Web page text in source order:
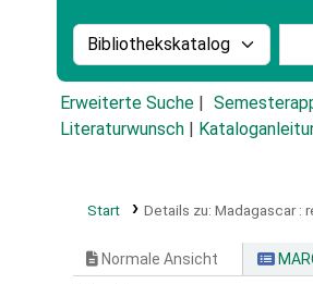
Suche im Katalog nach:
Erweiterte Suche
Literaturwunsch
Start Details zu: Madagascar :
Normale Ansicht